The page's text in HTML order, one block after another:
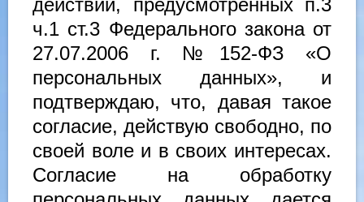
действий, предусмотренных п.3
ч.1 ст.3 Федерального закона от
27.07.2006 г. №152-ФЗ «О
персональных данных», и
подтверждаю, что, давая такое
согласие, действую свободно, по
своей воле и в своих интересах.
Согласие на обработку